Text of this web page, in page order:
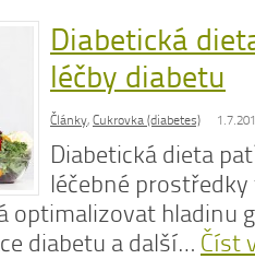
Diabetická
léčby diabetu
Články, Cukrovka (diabetes)
Diabetická dieta
léčebné
optimalizovat hladinu
diabetu a další… Číst